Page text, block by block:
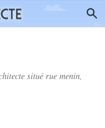
situé rue menin,